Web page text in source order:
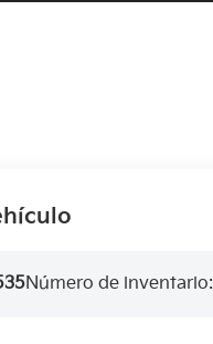
Número de inventario: